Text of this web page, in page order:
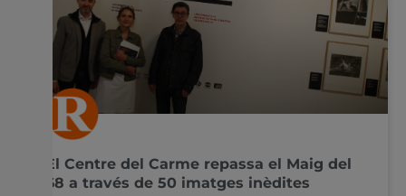
El Centre del Carme repassa el Maig del
68 a través de 50 imatges inèdites